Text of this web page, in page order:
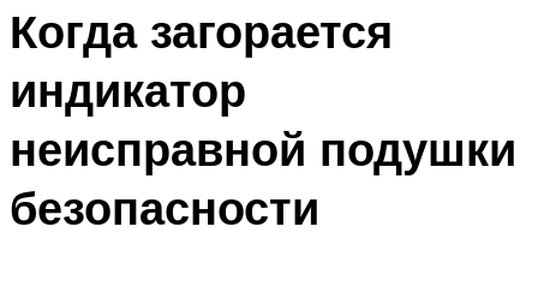
Когда загорается
индикатор
неисправной подушки
безопасности